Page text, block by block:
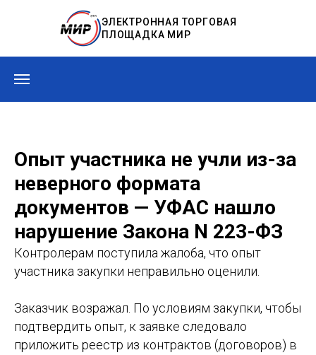
ЭЛЕКТРОННАЯ ТОРГОВАЯ
ПЛОЩАДКА МИР
Опыт участника не учли из-за
неверного формата
документов — УФАС нашло
нарушение Закона N 223-ФЗ
Контролерам поступила жалоба, что опыт
участника закупки неправильно оценили.
Заказчик возражал. По условиям закупки, чтобы
подтвердить опыт, к заявке следовало
приложить реестр из контрактов (договоров) в